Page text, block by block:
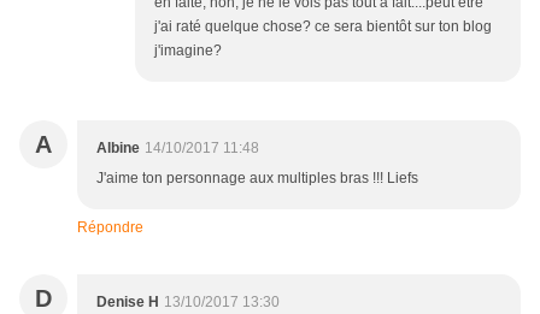
j'ai raté quelque chose? ce sera bientôt sur ton blog
j'imagine?
A Albine 14/10/2017 11:48
J'aime ton personnage aux multiples bras !!! Liefs
Répondre
D Denise H 13/10/2017 13:30